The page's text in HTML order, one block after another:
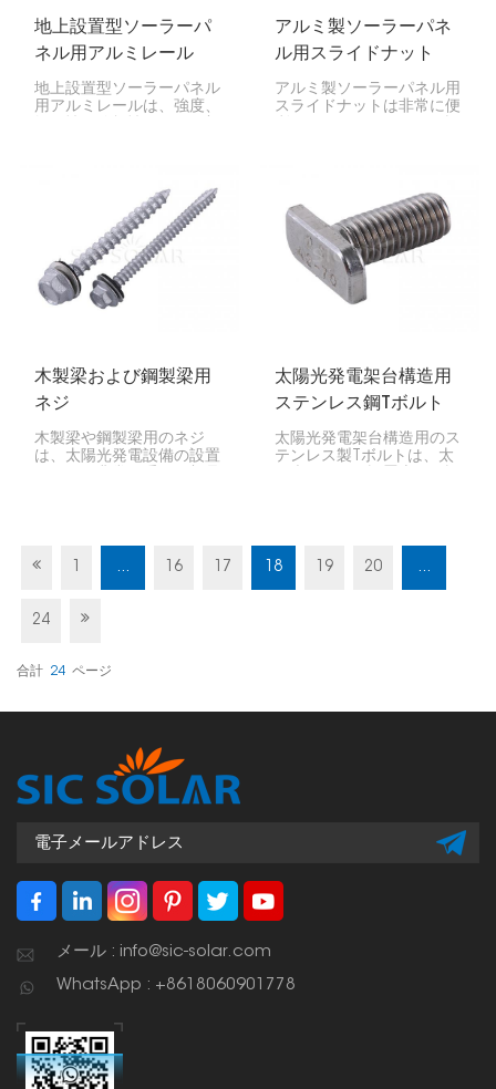
地上設置型ソーラーパ
ネル用アルミレール
地上設置型ソーラーパネル
用アルミレールは、強度、
ます。優れた構造と綿密な
設計により、ソーラーシス
テムの効率を最大限に高
め、長寿命を実現します。
アルミ製ソーラーパネ
ル用スライドナット
アルミ製ソーラーパネル用
スライドナットは非常に便
おり、簡単に調整できま
す。軽量なアルミ製であり
ながら丈夫で、ほとんどの
ソーラーレールに対応して
いるため、屋根や地面への
ソーラーパネル設置に広く
利用されています。
木製梁および鋼製梁用
ネジ
木製梁や鋼製梁用のネジ
は、太陽光発電設備の設置
な接続部を形成する役割を
果たします。
太陽光発電架台構造用
ステンレス鋼Tボルト
太陽光発電架台構造用のス
テンレス製Tボルトは、太
陽光発電システムにおい
て、太陽光モジュール、レ
1 ... 16 17 18 19 20 ...
24
合計 24 ページ
メール : info@sic-solar.com
WhatsApp : +8618060901778